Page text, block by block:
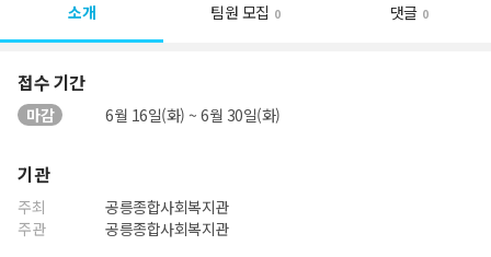
소개 팀원 모집 0 댓글 0
접수 기간
마감 6월 16일(화) ~ 6월 30일(화)
기관
주최
공릉종합사회복지관
주관
공릉종합사회복지관